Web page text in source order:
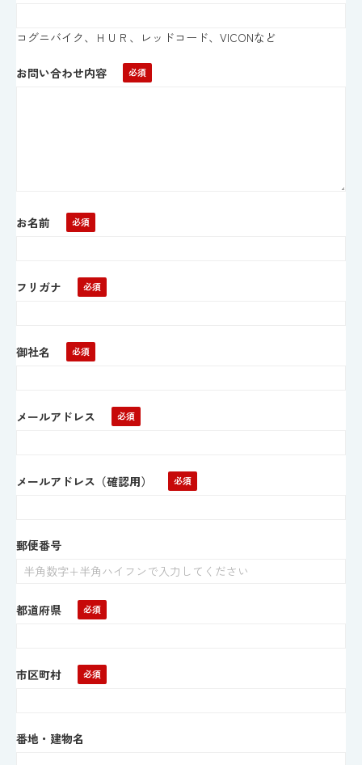
コグニバイク、ＨＵＲ、レッドコード、VICONなど
お問い合わせ内容
お名前
フリガナ
御社名
メールアドレス
メールアドレス（確認用）
郵便番号
都道府県
市区町村
番地・建物名